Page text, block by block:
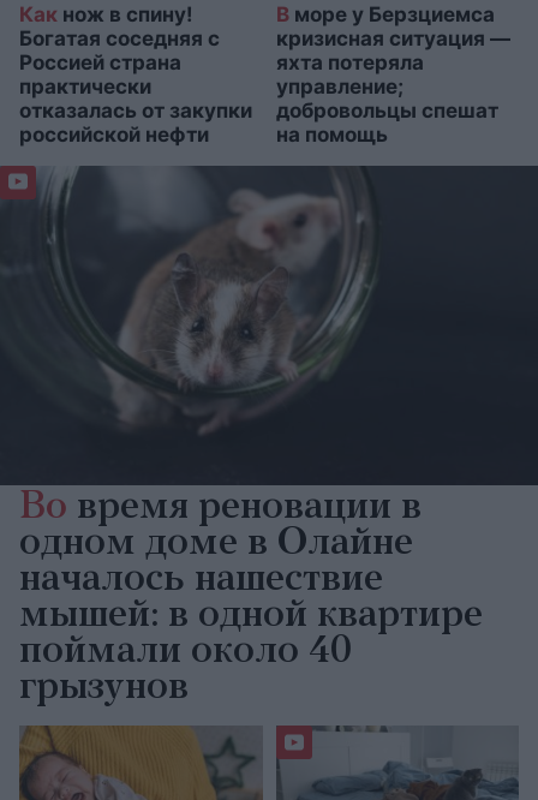
Как нож в спину!
Богатая соседняя с
Россией страна
практически
отказалась от закупки
российской нефти
Вморе у Берзциемса
кризисная ситуация —
яхта потеряла
управление;
добровольцы спешат
на помощь
Во время реновации в
одном доме в Олайне
началось нашествие
мышей: в одной квартире
поймали около 40
грызунов